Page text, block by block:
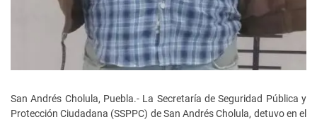
San Andrés Cholula, Puebla.- La Secretaría de Seguridad Pública y
Protección Ciudadana (SSPPC) de San Andrés Cholula, detuvo en el